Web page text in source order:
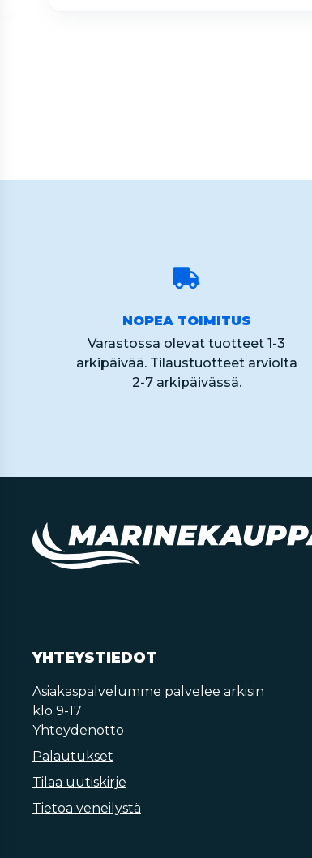
NOPEA TOIMITUS
Varastossa olevat tuotteet 1-3
arkipäivää. Tilaustuotteet arviolta
2-7 arkipäivässä.
YHTEYSTIEDOT
Asiakaspalvelumme palvelee arkisin
klo 9-17
Yhteydenotto
Palautukset
Tilaa uutiskirje
Tietoa veneilystä